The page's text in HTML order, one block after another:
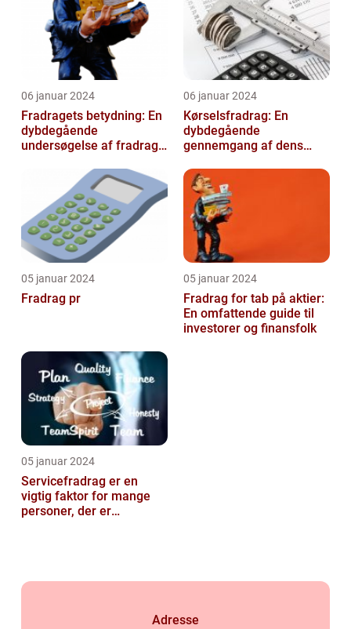
06 januar 2024
Fradragets betydning: En
dybdegående
undersøgelse af fradrag
06 januar 2024
Kørselsfradrag: En
dybdegående
gennemgang af dens
over tid
05 januar 2024
Fradrag pr
05 januar 2024
Fradrag for tab på aktier:
En omfattende guide til
investorer og finansfolk
05 januar 2024
Servicefradrag er en
vigtig faktor for mange
personer, der er
Adresse